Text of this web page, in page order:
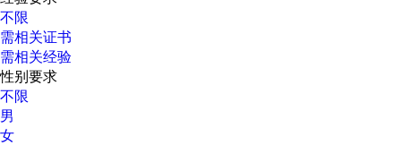
不限
需相关证书
需相关经验
性别要求
不限
男
女